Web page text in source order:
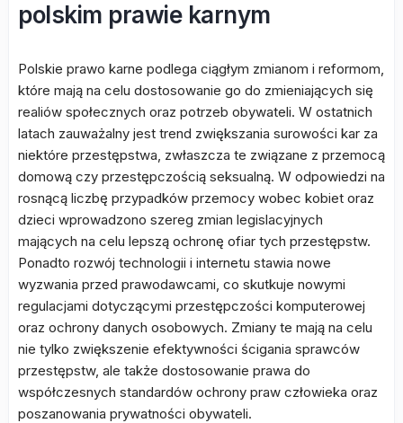
polskim prawie karnym
Polskie prawo karne podlega ciągłym zmianom i reformom,
które mają na celu dostosowanie go do zmieniających się
realiów społecznych oraz potrzeb obywateli. W ostatnich
latach zauważalny jest trend zwiększania surowości kar za
niektóre przestępstwa, zwłaszcza te związane z przemocą
domową czy przestępczością seksualną. W odpowiedzi na
rosnącą liczbę przypadków przemocy wobec kobiet oraz
dzieci wprowadzono szereg zmian legislacyjnych
mających na celu lepszą ochronę ofiar tych przestępstw.
Ponadto rozwój technologii i internetu stawia nowe
wyzwania przed prawodawcami, co skutkuje nowymi
regulacjami dotyczącymi przestępczości komputerowej
oraz ochrony danych osobowych. Zmiany te mają na celu
nie tylko zwiększenie efektywności ścigania sprawców
przestępstw, ale także dostosowanie prawa do
współczesnych standardów ochrony praw człowieka oraz
poszanowania prywatności obywateli.